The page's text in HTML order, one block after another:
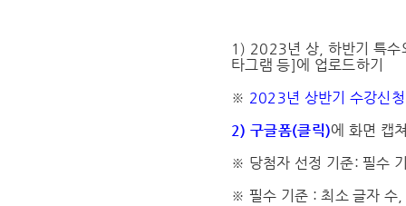
1) 2023년 상, 하반기 특수
타그램 등]에 업로드하기
※ 2023년 상반기 수강신
2) 구글폼(클릭)에 화면 캡
※ 당첨자 선정 기준: 필수
※ 필수 기준 : 최소 글자 수